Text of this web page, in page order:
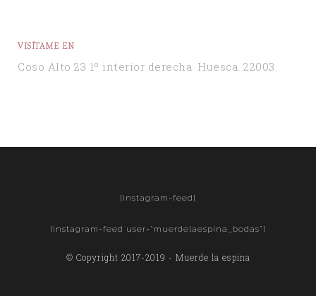
VISÍTAME EN
Coso Alto 23 1º interior derecha. Huesca. 22003.
[instagram-feed]
[instagram-feed user="muerdelaespina_bodas"]
© Copyright 2017-2019 - Muerde la espina